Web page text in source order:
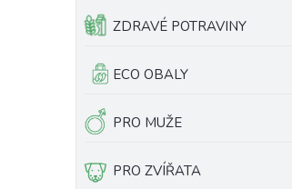
ZDRAVÉ POTRAVINY
ECO OBALY
PRO MUŽE
PRO ZVÍŘATA